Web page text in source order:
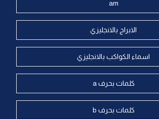
am
الابراج بالانجليزي
اسماء الكواكب بالانجليزي
كلمات بحرف a
كلمات بحرف b